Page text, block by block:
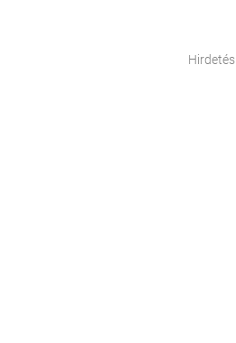
Hirdetés